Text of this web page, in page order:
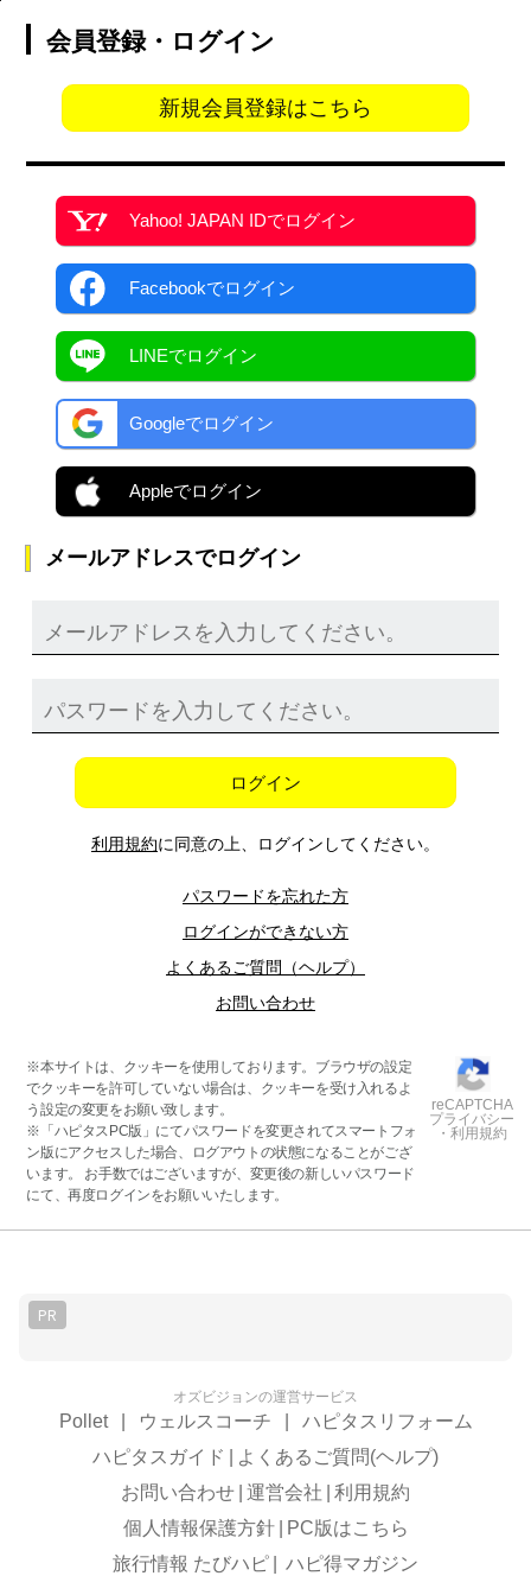
会員登録・ログイン
新規会員登録はこちら
Yahoo! JAPAN IDでログイン
Facebookでログイン
LINEでログイン
Googleでログイン
Appleでログイン
メールアドレスでログイン
ログイン
利用規約に同意の上、ログインしてください。
パスワードを忘れた方
ログインができない方
よくあるご質問（ヘルプ）
お問い合わせ
※本サイトは、クッキーを使用しております。ブラウザの設定
でクッキーを許可していない場合は、クッキーを受け入れるよ
う設定の変更をお願い致します。
※「ハピタスPC版」にてパスワードを変更されてスマートフォ
ン版にアクセスした場合、ログアウトの状態になることがござ
います。 お手数ではございますが、変更後の新しいパスワード
にて、再度ログインをお願いいたします。
reCAPTCHA
プライバシー
・利用規約
PR
オズビジョンの運営サービス
Pollet ウェルスコーチ
ハピタスリフォーム
ハピタスガイド
よくあるご質問(ヘルプ)
お問い合わせ 運営会社
利用規約
個人情報保護方針
PC版はこちら
旅行情報 たびハピ
ハピ得マガジン